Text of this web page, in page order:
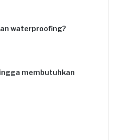
waterproofing?
membutuhkan